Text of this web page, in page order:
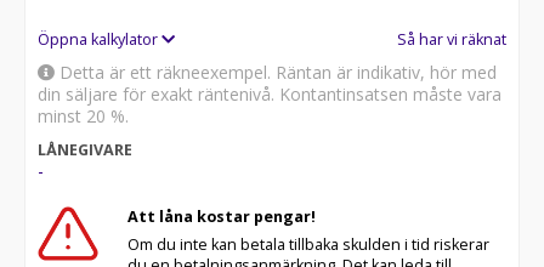
Öppna kalkylator Så har vi räknat
Detta är ett räkneexempel. Räntan är indikativ, hör med
din säljare för exakt räntenivå. Kontantinsatsen måste vara
minst 20 %.
LÅNEGIVARE
-
Att låna kostar pengar!
Om du inte kan betala tillbaka skulden i tid riskerar